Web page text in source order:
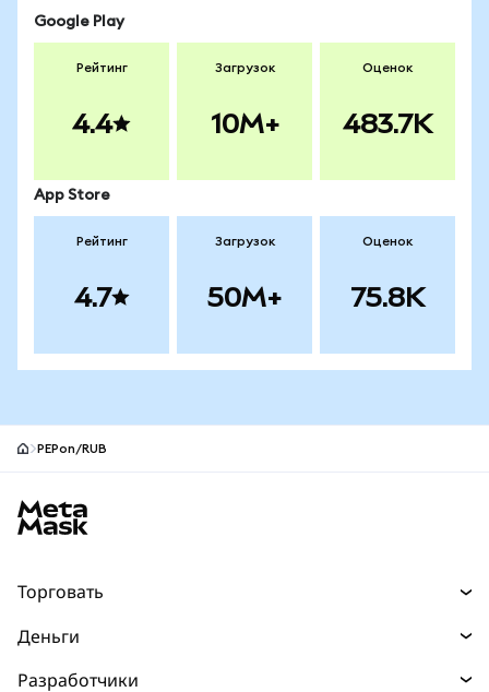
Google Play
Рейтинг
4.4
Загрузок
10M+
Оценок
483.7K
App Store
Рейтинг
4.7
Загрузок
50M+
Оценок
75.8K
PEPon/RUB
Торговать
Деньги
Разработчики